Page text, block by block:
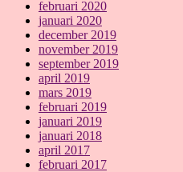
februari 2020
januari 2020
december 2019
november 2019
september 2019
april 2019
mars 2019
februari 2019
januari 2019
januari 2018
april 2017
februari 2017